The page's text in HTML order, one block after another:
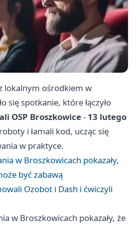
lokalnym ośrodkiem w
się spotkanie, które łączyło
OSP Broszkowice- 13 lutego
i łamali kod, ucząc się
w praktyce.
w Broszkowicach pokazały,
być zabawą
Ozobot i Dash i ćwiczyli
w Broszkowicach pokazały, że